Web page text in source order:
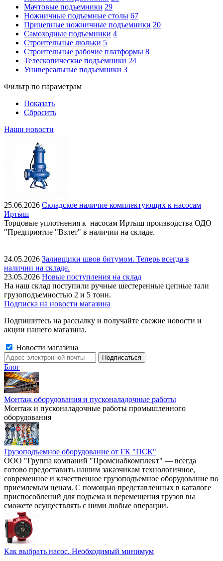
Мачтовые подъемники 29
Ножничные подъемные столы 67
Прицепные ножничные подъемники 20
Самоходные подъемники 4
Строительные люльки 5
Строительные рабочие платформы 8
Телескопические подъемники 24
Универсальные подъемники 3
Фильтр по параметрам
Показать
Сбросить
Наши новости
25.06.2026 Складское наличие комплектующих к насосам
Иртыш
Торцовые уплотнения к насосам Иртыш производства ОДО
"Предприятие "Взлет" в наличии на складе.
24.05.2026 Заливщики швов битумом. Теперь всегда в
наличии на складе.
23.05.2026 Новые поступления на склад
На наш склад поступили ручные шестеренные цепные тали
грузоподъемностью 2 и 5 тонн.
Подписка на новости магазина
Подпишитесь на рассылку и получайте свежие новости и
акции нашего магазина.
Новости магазина
Блог
Монтаж оборудования и пусконаладочные работы
Монтаж и пусконаладочные работы промышленного
оборудования
Грузоподъемное оборудование от ГК "ПСК"
ООО "Группа компаний "Промснабкомплект" — всегда
готово предоставить нашим заказчикам технологичное,
современное и качественное грузоподъемное оборудование по
приемлемым ценам. С помощью представленных в каталоге
приспособлений для подъема и перемещения грузов вы
сможете осуществлять с ними любые операции.
Как выбрать насос. Необходимый минимум